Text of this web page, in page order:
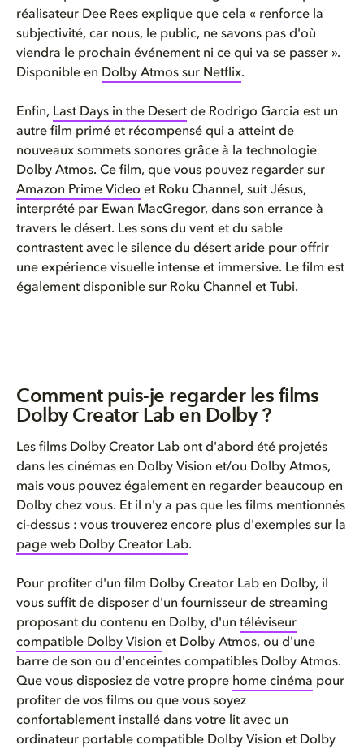
réalisateur Dee Rees explique que cela « renforce la
subjectivité, car nous, le public, ne savons pas d'où
viendra le prochain événement ni ce qui va se passer ».
Disponible en Dolby Atmos sur Netflix.
Enfin, Last Days in the Desert de Rodrigo Garcia est un
autre film primé et récompensé qui a atteint de
nouveaux sommets sonores grâce à la technologie
Dolby Atmos. Ce film, que vous pouvez regarder sur
Amazon Prime Video et Roku Channel, suit Jésus,
interprété par Ewan MacGregor, dans son errance à
travers le désert. Les sons du vent et du sable
contrastent avec le silence du désert aride pour offrir
une expérience visuelle intense et immersive. Le film est
également disponible sur Roku Channel et Tubi.
Comment puis-je regarder les films
Dolby Creator Lab en Dolby ?
Les films Dolby Creator Lab ont d'abord été projetés
dans les cinémas en Dolby Vision et/ou Dolby Atmos,
mais vous pouvez également en regarder beaucoup en
Dolby chez vous. Et il n'y a pas que les films mentionnés
ci-dessus : vous trouverez encore plus d'exemples sur la
page web Dolby Creator Lab.
Pour profiter d'un film Dolby Creator Lab en Dolby, il
vous suffit de disposer d'un fournisseur de streaming
proposant du contenu en Dolby, d'un téléviseur
compatible Dolby Vision et Dolby Atmos, ou d'une
barre de son ou d'enceintes compatibles Dolby Atmos.
Que vous disposiez de votre propre home cinéma pour
profiter de vos films ou que vous soyez
confortablement installé dans votre lit avec un
ordinateur portable compatible Dolby Vision et Dolby